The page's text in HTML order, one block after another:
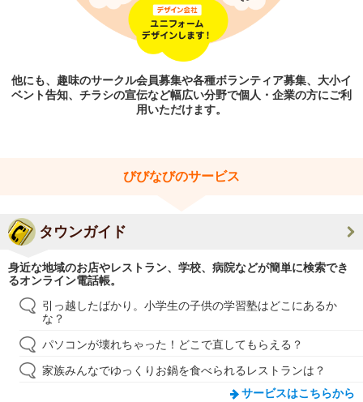
他にも、趣味のサークル会員募集や各種ボランティア募集、大小イ
ベント告知、チラシの宣伝など幅広い分野で個人・企業の方にご利
用いただけます。
びびなびのサービス
タウンガイド
身近な地域のお店やレストラン、学校、病院などが簡単に検索でき
るオンライン電話帳。
引っ越したばかり。小学生の子供の学習塾はどこにあるか
な？
パソコンが壊れちゃった！どこで直してもらえる？
家族みんなでゆっくりお鍋を食べられるレストランは？
サービスはこちらから